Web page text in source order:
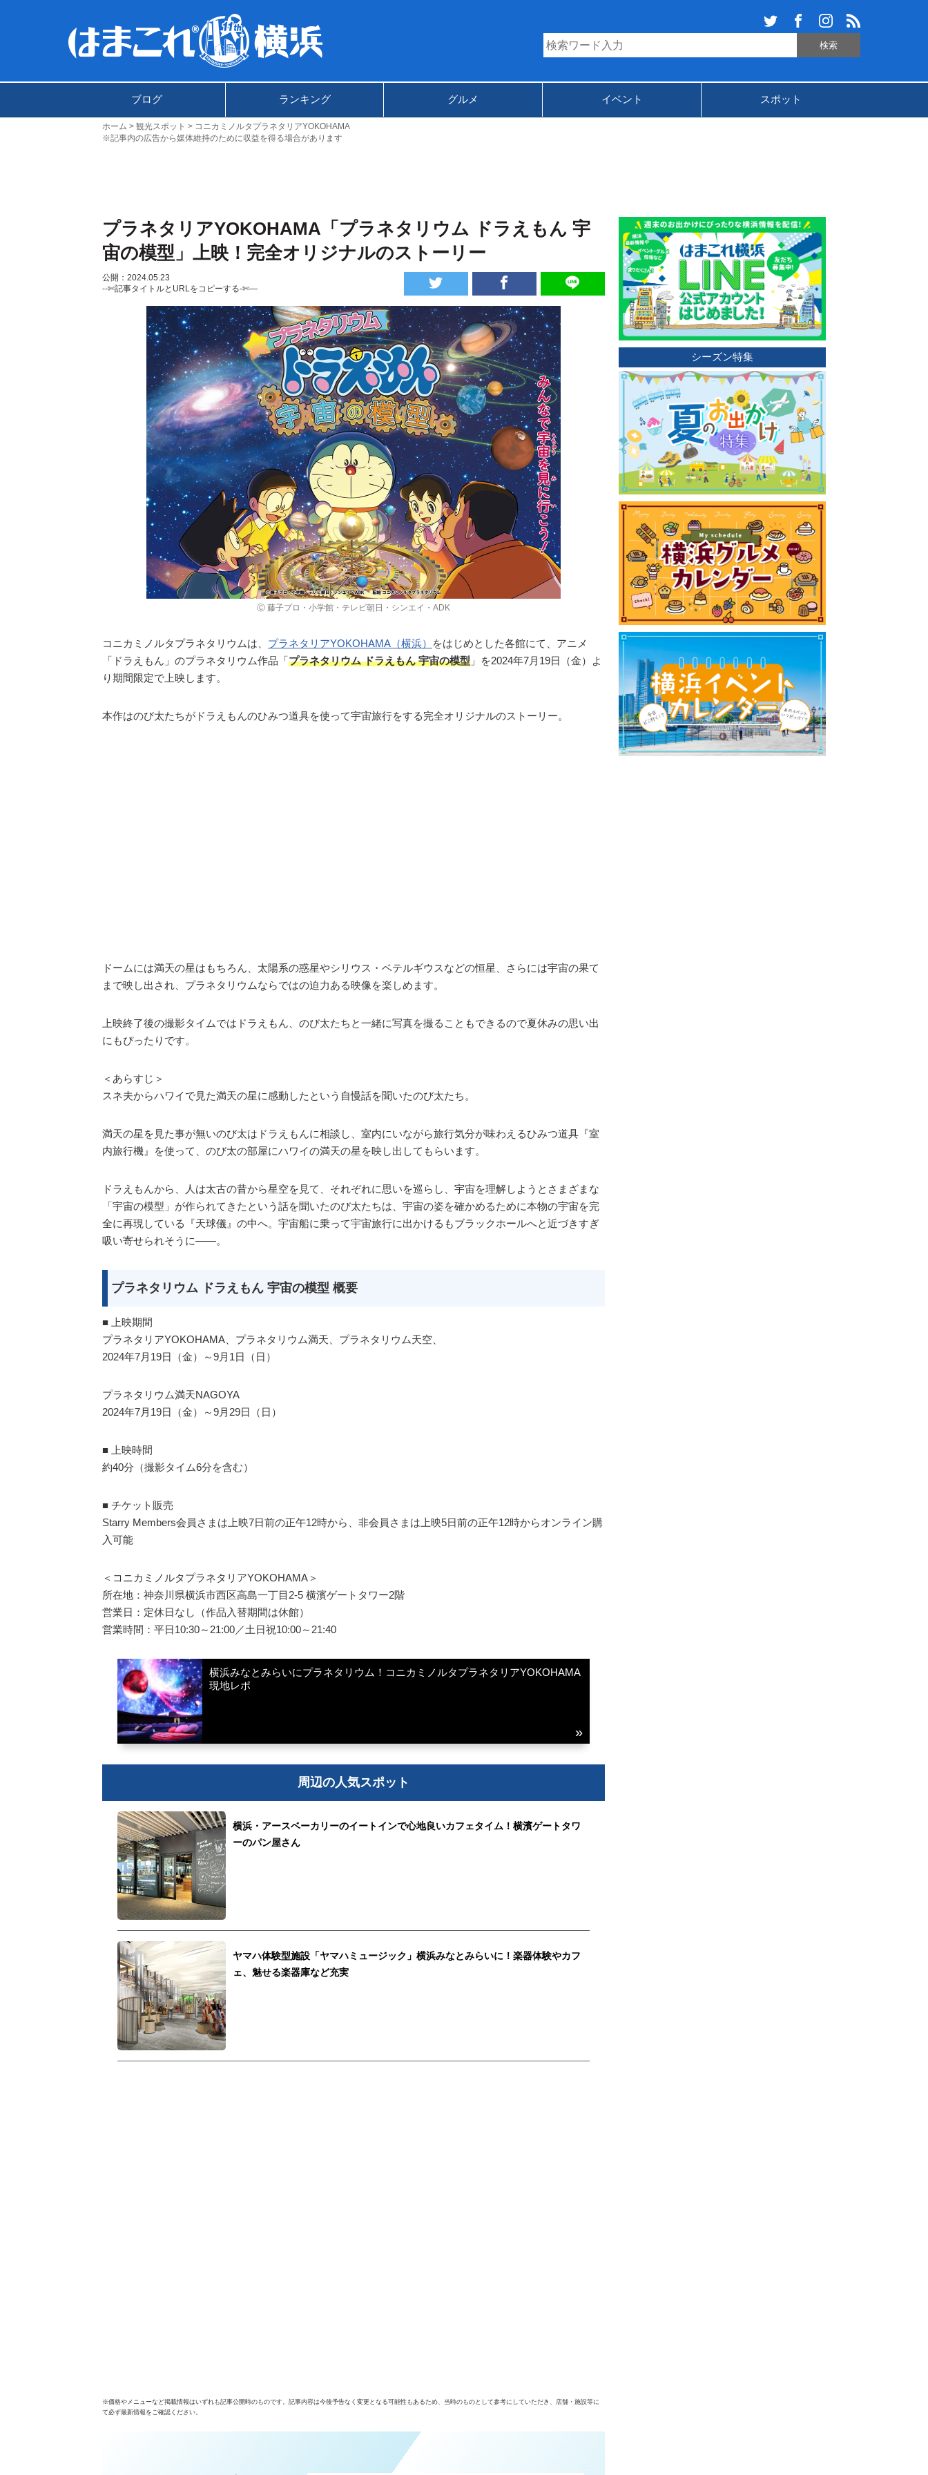
ブログ ランキング グルメ イベント スポット
ホーム 観光スポット
コニカミノルタプラネタリアYOKOHAMA
※記事内の広告から媒体維持のために収益を得る場合があります
プラネタリアYOKOHAMA「プラネタリウム ドラえもん 宇
宙の模型」上映！完全オリジナルのストーリー
公開：2024.05.23
--✄記事タイトルとURLをコピーする-✄—
Ⓒ 藤子プロ・小学館・テレビ朝日・シンエイ・ADK
コニカミノルタプラネタリウムは、 プラネタリアYOKOHAMA（横浜）
をはじめとした各館にて、アニメ
「ドラえもん」のプラネタリウム作品「プラネタリウム ドラえもん 宇宙の模型 」を2024年7月19日（金）よ
り期間限定で上映します。
本作はのび太たちがドラえもんのひみつ道具を使って宇宙旅行をする完全オリジナルのストーリー。
ドームには満天の星はもちろん、太陽系の惑星やシリウス・ベテルギウスなどの恒星、さらには宇宙の果て
まで映し出され、プラネタリウムならではの迫力ある映像を楽しめます。
上映終了後の撮影タイムではドラえもん、のび太たちと一緒に写真を撮ることもできるので夏休みの思い出
にもぴったりです。
＜あらすじ＞
スネ夫からハワイで見た満天の星に感動したという自慢話を聞いたのび太たち。
満天の星を見た事が無いのび太はドラえもんに相談し、室内にいながら旅行気分が味わえるひみつ道具『室
内旅行機』を使って、のび太の部屋にハワイの満天の星を映し出してもらいます。
ドラえもんから、人は太古の昔から星空を見て、それぞれに思いを巡らし、宇宙を理解しようとさまざまな
「宇宙の模型」が作られてきたという話を聞いたのび太たちは、宇宙の姿を確かめるために本物の宇宙を完
全に再現している『天球儀』の中へ。宇宙船に乗って宇宙旅行に出かけるもブラックホールへと近づきすぎ
吸い寄せられそうに――。
プラネタリウム ドラえもん 宇宙の模型 概要
■ 上映期間
プラネタリアYOKOHAMA、プラネタリウム満天、プラネタリウム天空、
2024年7月19日（金）～9月1日（日）
プラネタリウム満天NAGOYA
2024年7月19日（金）～9月29日（日）
■ 上映時間
約40分（撮影タイム6分を含む）
■ チケット販売
Starry Members会員さまは上映7日前の正午12時から、非会員さまは上映5日前の正午12時からオンライン購
入可能
＜コニカミノルタプラネタリアYOKOHAMA＞
所在地：神奈川県横浜市西区高島一丁目2-5 横濱ゲートタワー2階
営業日：定休日なし（作品入替期間は休館）
営業時間：平日10:30～21:00／土日祝10:00～21:40
横浜みなとみらいにプラネタリウム！コニカミノルタプラネタリアYOKOHAMA
現地レポ
周辺の人気スポット
横浜・アースベーカリーのイートインで心地良いカフェタイム！横濱ゲートタワ
ーのパン屋さん
ヤマハ体験型施設「ヤマハミュージック」横浜みなとみらいに！楽器体験やカフ
ェ、魅せる楽器庫など充実
※価格やメニューなど掲載情報はいずれも記事公開時のものです。記事内容は今後予告なく変更となる可能性もあるため、当時のものとして参考にしていただき、店舗・施設等に
て必ず最新情報をご確認ください。
シーズン特集